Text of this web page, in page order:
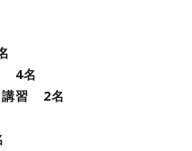
4名
講習 2名